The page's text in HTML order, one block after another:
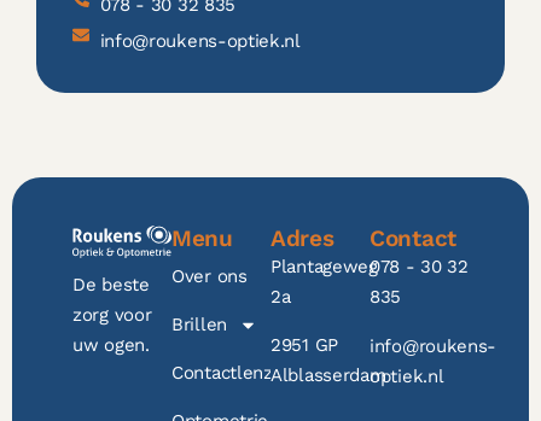
078 - 30 32 835
info@roukens-optiek.nl
De beste
zorg voor
uw ogen.
Menu
Over ons
Brillen
Contactlenzen
Adres
Plantageweg
2a
2951 GP
Alblasserdam
Contact
078 - 30 32
835
info@roukens-
optiek.nl